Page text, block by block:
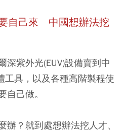
自己來 中國想辦法挖
深紫外光(EUV)設備賣到中
工具，以及各種高階製程使
自己做。
辦？就到處想辦法挖人才、